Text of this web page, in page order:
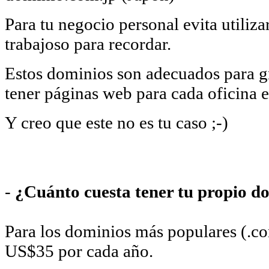
Para tu negocio personal evita
trabajoso para recordar.
Estos dominios son adecuados para
tener páginas web para cada oficina
Y creo que este no es tu caso ;-)
- ¿Cuánto cuesta tener tu propio
Para los dominios más populares
US$35 por cada año.